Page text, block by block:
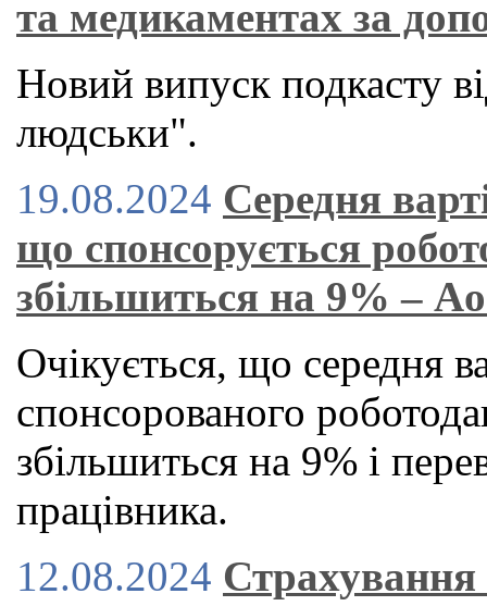
та медикаментах за
Новий випуск подкасту
людськи".
19.08.2024 Середня
що спонсорується
збільшиться на 9% –
Очікується, що середня
спонсорованого
збільшиться на 9% і
працівника.
12.08.2024 Страхування